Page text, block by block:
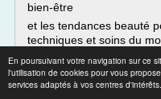
En poursuivant votre navigation sur ce
l'utilisation de cookies pour vous
services adaptés à vos centres d'intérêts.
bien-être
et les tendances beauté
techniques et soins du
Comment adopter les
88